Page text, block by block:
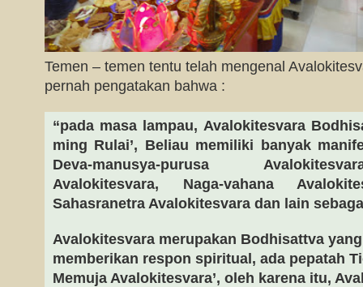
Temen – temen tentu telah mengenal
pernah pengatakan bahwa :
“pada masa lampau, Avalokitesvara
ming Rulai’, Beliau memiliki banyak
Deva-manusya-purusa
Avalokitesvara, Naga-vahana
Sahasranetra Avalokitesvara dan lain
Avalokitesvara merupakan Bodhisattva
memberikan respon spiritual, ada pepatah
Memuja Avalokitesvara’, oleh karena itu,